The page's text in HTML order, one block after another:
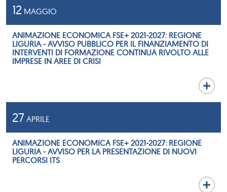
12 MAGGIO
ANIMAZIONE ECONOMICA FSE+ 2021-2027: REGIONE
LIGURIA - AVVISO PUBBLICO PER IL FINANZIAMENTO DI
INTERVENTI DI FORMAZIONE CONTINUA RIVOLTO ALLE
IMPRESE IN AREE DI CRISI
27 APRILE
ANIMAZIONE ECONOMICA FSE+ 2021-2027: REGIONE
LIGURIA - AVVISO PER LA PRESENTAZIONE DI NUOVI
PERCORSI ITS